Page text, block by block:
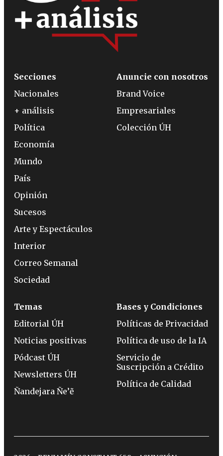
Secciones
Nacionales
+ análisis
Política
Economía
Mundo
País
Opinión
Sucesos
Arte y Espectáculos
Interior
Correo Semanal
Sociedad
Anuncie con nosotros
Brand Voice
Empresariales
Colección ÚH
Temas
Editorial ÚH
Noticias positivas
Pódcast ÚH
Newsletters ÚH
Ñandejara Ñe’ẽ
Bases y Condiciones
Políticas de Privacidad
Política de uso de la IA
Servicio de
Suscripción a Crédito
Política de Calidad